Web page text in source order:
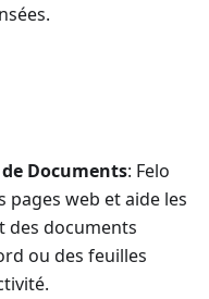
Documents: Felo
web et aide les
des documents
ou des feuilles